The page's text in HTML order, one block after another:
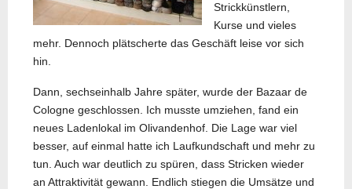
Strickkünstlern,
Kurse und vieles
mehr. Dennoch plätscherte das Geschäft leise vor sich
hin.
Dann, sechseinhalb Jahre später, wurde der Bazaar de
Cologne geschlossen. Ich musste umziehen, fand ein
neues Ladenlokal im Olivandenhof. Die Lage war viel
besser, auf einmal hatte ich Laufkundschaft und mehr zu
tun. Auch war deutlich zu spüren, dass Stricken wieder
an Attraktivität gewann. Endlich stiegen die Umsätze und